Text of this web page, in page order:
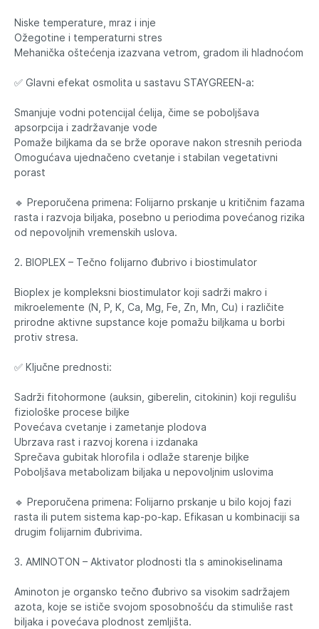
Niske temperature, mraz i inje
Ožegotine i temperaturni stres
Mehanička oštećenja izazvana vetrom, gradom ili hladnoćom
✅ Glavni efekat osmolita u sastavu STAYGREEN-a:
Smanjuje vodni potencijal ćelija, čime se poboljšava
apsorpcija i zadržavanje vode
Pomaže biljkama da se brže oporave nakon stresnih perioda
Omogućava ujednačeno cvetanje i stabilan vegetativni
porast
🔹 Preporučena primena: Folijarno prskanje u kritičnim fazama
rasta i razvoja biljaka, posebno u periodima povećanog rizika
od nepovoljnih vremenskih uslova.
2. BIOPLEX – Tečno folijarno đubrivo i biostimulator
Bioplex je kompleksni biostimulator koji sadrži makro i
mikroelemente (N, P, K, Ca, Mg, Fe, Zn, Mn, Cu) i različite
prirodne aktivne supstance koje pomažu biljkama u borbi
protiv stresa.
✅ Ključne prednosti:
Sadrži fitohormone (auksin, giberelin, citokinin) koji regulišu
fiziološke procese biljke
Povećava cvetanje i zametanje plodova
Ubrzava rast i razvoj korena i izdanaka
Sprečava gubitak hlorofila i odlaže starenje biljke
Poboljšava metabolizam biljaka u nepovoljnim uslovima
🔹 Preporučena primena: Folijarno prskanje u bilo kojoj fazi
rasta ili putem sistema kap-po-kap. Efikasan u kombinaciji sa
drugim folijarnim đubrivima.
3. AMINOTON – Aktivator plodnosti tla s aminokiselinama
Aminoton je organsko tečno đubrivo sa visokim sadržajem
azota, koje se ističe svojom sposobnošću da stimuliše rast
biljaka i povećava plodnost zemljišta.